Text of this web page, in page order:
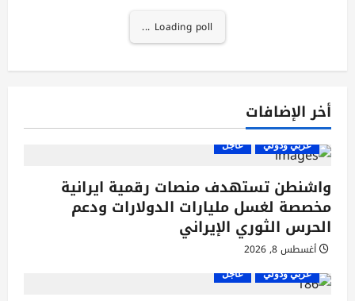
Loading poll ...
أخر الإضافات
عربي ودولي عاجل
واشنطن تستهدف منصات رقمية ايرانية
مخصصة لغسل مليارات الدولارات ودعم
الحرس الثوري الإيراني
أغسطس 8, 2026
عربي ودولي عاجل